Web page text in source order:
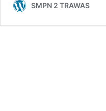
SMPN 2 TRAWAS